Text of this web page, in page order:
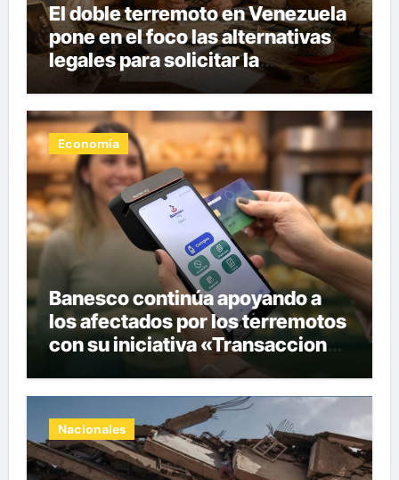
El doble terremoto en Venezuela
pone en el foco las alternativas
legales para solicitar la
nacionalidad por parte de
personas con vínculos
familiares en España y Portugal
Economía
Banesco continúa apoyando a
los afectados por los terremotos
con su iniciativa «Transacciones
Nacionales